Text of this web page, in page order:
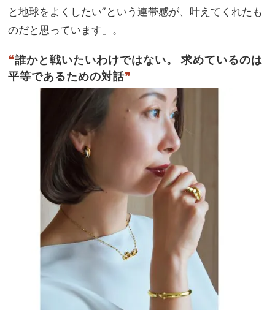
と地球をよくしたい”という連帯感が、叶えてくれたも
のだと思っています」。
❝誰かと戦いたいわけではない。 求めているのは
平等であるための対話❞